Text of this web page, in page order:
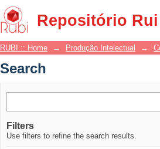
Repositório
Search
RUBI :: Home → Produção Intelectual →
Search
Filters
Use filters to refine the search results.